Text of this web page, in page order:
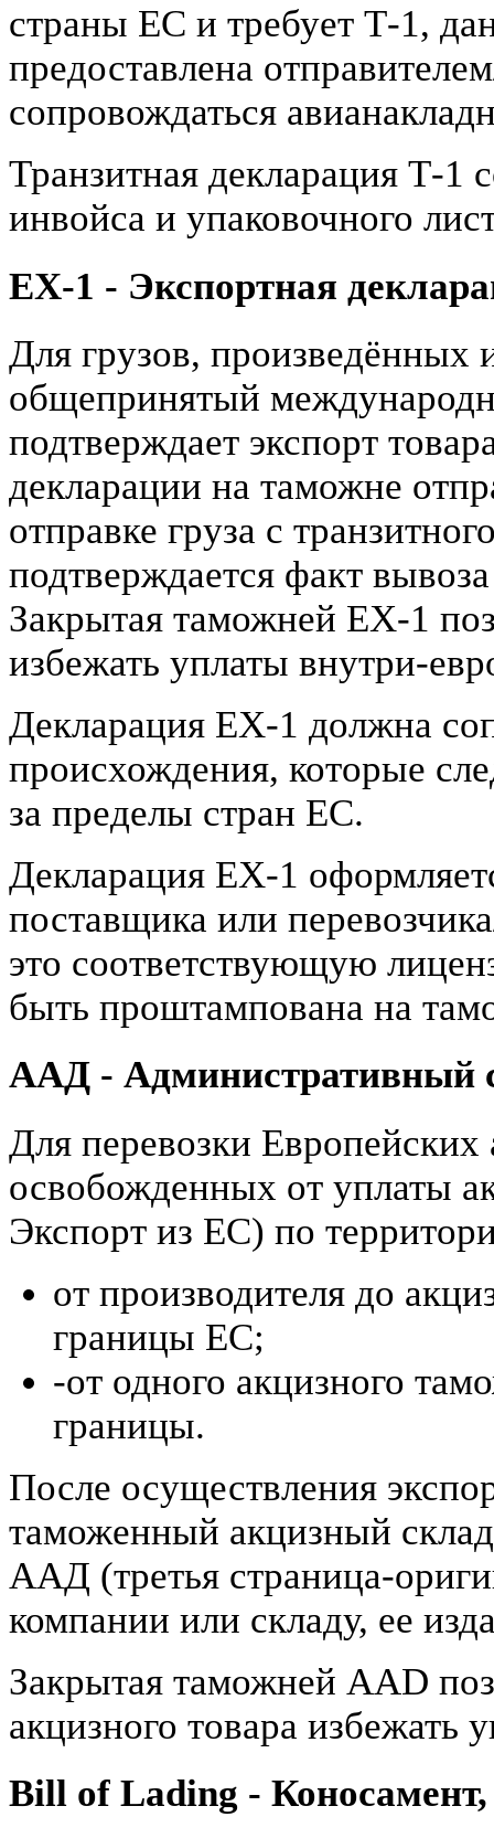
страны ЕС и требует Т-1,
предоставлена
сопровождаться
Транзитная декларация Т-1
инвойса и упаковочного
EX-1 - Экспортная
Для грузов, произведённых
общепринятый
подтверждает экспорт
декларации на таможне
отправке груза с
подтверждается факт
Закрытая таможней EX-1
избежать уплаты внутри-
Декларация ЕХ-1 должна
происхождения, которые
за пределы стран ЕС.
Декларация ЕХ-1
поставщика или
это соответствующую
быть проштампована на
ААД - Административный
Для перевозки
освобожденных от уплаты
Экспорт из ЕС) по
от производителя до
границы ЕС;
-от одного акцизного
границы.
После осуществления
таможенный акцизный
ААД (третья страница-
компании или складу, ее
Закрытая таможней AAD
акцизного товара избежать
Bill of Lading -